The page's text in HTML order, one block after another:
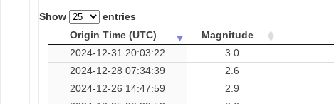
Show
entries
Origin Time (UTC)
Magnitude
2024-12-31 20:03:22
3.0
2024-12-28 07:34:39
2.6
2024-12-26 14:47:59
2.9